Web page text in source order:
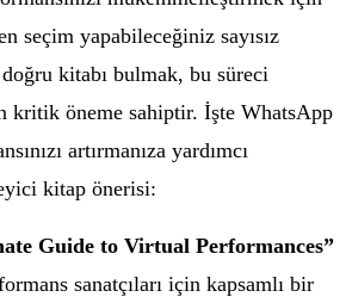
seçim yapabileceğiniz sayısız
kitabı bulmak, bu süreci
kritik öneme sahiptir. İşte WhatsApp
artırmanıza yardımcı
kitap önerisi:
Guide to Virtual Performances”
sanatçıları için kapsamlı bir